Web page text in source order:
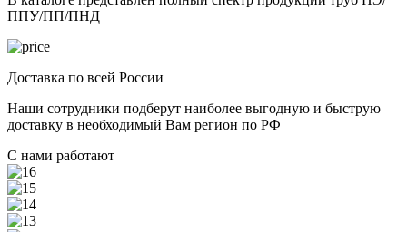
ППУ/ПП/ПНД
Доставка по всей России
Наши сотрудники подберут наиболее выгодную и быструю
доставку в необходимый Вам регион по РФ
С нами работают